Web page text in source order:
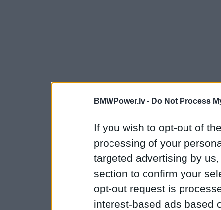
BMWPower.lv - Do Not Process
If you wish to opt-out of
processing of your
targeted advertising by
section to confirm your
opt-out request is
interest-based ads based